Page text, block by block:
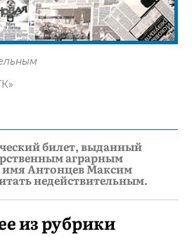
билет, выданный
аграрным
имя Антонцев Максим
недействительным.
из рубрики